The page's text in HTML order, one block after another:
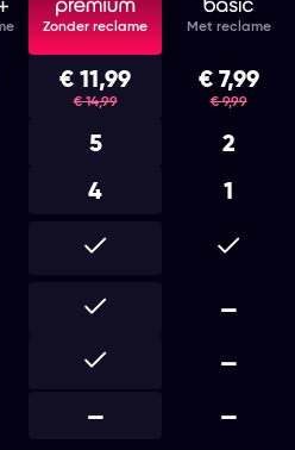
looptijd die bij je past
Zonder reclame Met reclame
€ 11,99
was
€ 14,99
€ 7,99
was
€ 9,99
5 2
4 1
Inbegrepen
Inbegrepen Niet
—
Inbegrepen Niet
—
Niet inbegrepen
— Niet
—